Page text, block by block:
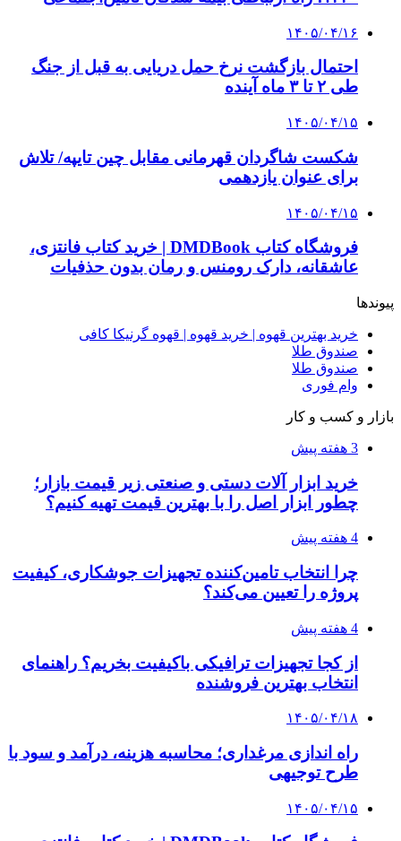
راه اندازی مرغداری؛ محاسبه هزینه، درآمد و سود با
طرح توجیهی
۱۴۰۵/۰۴/۱۵
فروشگاه کتاب DMDBook | خرید کتاب فانتزی،
عاشقانه، دارک رومنس و رمان بدون حذفیات
راهنمای جامع خرید تجهیزات اندازه گیری؛ چطور
دقیق‌ترین ابزارها را آنلاین بخریم؟
۱۴۰۵/۰۴/۰۹
آربی نوا؛ راهکار هوشمند برای شناسایی
فرصت‌های آربیتراژ ارز دیجیتال
۱۴۰۵/۰۴/۰۶
محبوب شده است؟
۱۴۰۵/۰۳/۳۱
از کجا بفهمیم کانال‌های هوا نشتی دارند؟ ۸ نشانه
که نباید نادیده بگیرید
۱۴۰۵/۰۳/۲۸
چرا بسیاری از کسب‌وکارها بدون ثبت شرکت
نمی‌توانند با سازمان‌ها و شرکت‌های بزرگ همکاری
کنند؟
پیشنهاد سردبیر
افزایش ۳ تا ۴ درجه‌ای دما در ایلام تا اواخر هفته
۱۴۰۵/۰۲/۳۱
هشدار نارنجی؛ موج بارش‌های سنگین در اکثر نقاط
از امروز آغاز می‌شود